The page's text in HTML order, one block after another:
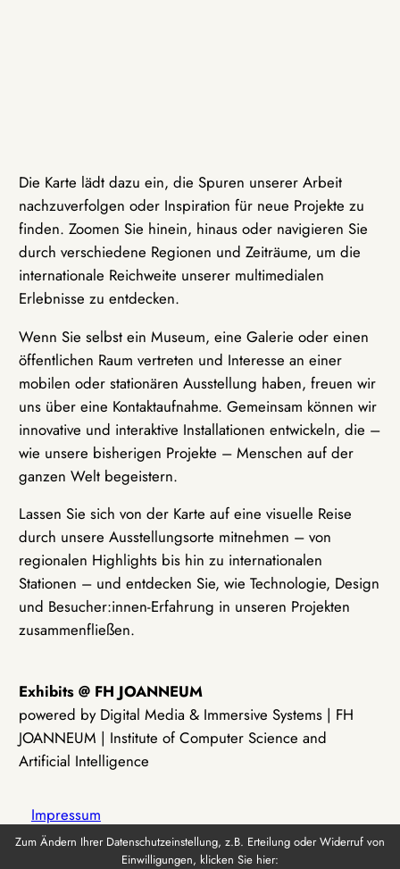
Die Karte lädt dazu ein, die Spuren unserer Arbeit
nachzuverfolgen oder Inspiration für neue Projekte zu
finden. Zoomen Sie hinein, hinaus oder navigieren Sie
durch verschiedene Regionen und Zeiträume, um die
internationale Reichweite unserer multimedialen
Erlebnisse zu entdecken.
Wenn Sie selbst ein Museum, eine Galerie oder einen
öffentlichen Raum vertreten und Interesse an einer
mobilen oder stationären Ausstellung haben, freuen wir
uns über eine Kontaktaufnahme. Gemeinsam können wir
innovative und interaktive Installationen entwickeln, die –
wie unsere bisherigen Projekte – Menschen auf der
ganzen Welt begeistern.
Lassen Sie sich von der Karte auf eine visuelle Reise
durch unsere Ausstellungsorte mitnehmen – von
regionalen Highlights bis hin zu internationalen
Stationen – und entdecken Sie, wie Technologie, Design
und Besucher:innen-Erfahrung in unseren Projekten
zusammenfließen.
Exhibits @ FH JOANNEUM
powered by Digital Media & Immersive Systems | FH
JOANNEUM | Institute of Computer Science and
Artificial Intelligence
Impressum
Zum Ändern Ihrer Datenschutzeinstellung, z.B. Erteilung oder Widerruf von
Einwilligungen, klicken Sie hier: